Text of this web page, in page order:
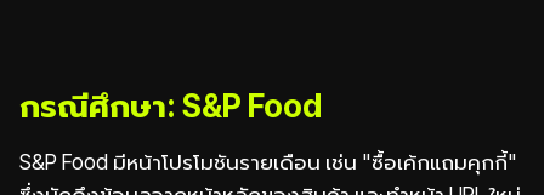
กรณีศึกษา: S&P Food
S&P Food มีหน้าโปรโมชันรายเดือน เช่น "ซื้อเค้กแถมคุกกี้"